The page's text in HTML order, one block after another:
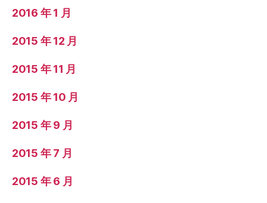
2016 年 1 月
2015 年 12 月
2015 年 11 月
2015 年 10 月
2015 年 9 月
2015 年 7 月
2015 年 6 月